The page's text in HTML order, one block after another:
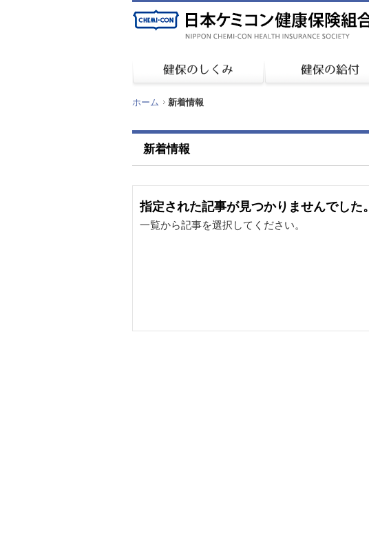
ホーム 新着情報
新着情報
指定された記事が見つかりませんでした。
一覧から記事を選択してください。